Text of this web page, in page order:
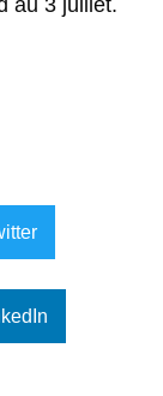
au 3 juillet.